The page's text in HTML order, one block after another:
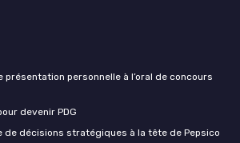
présentation personnelle à l’oral de concours
devenir PDG
de décisions stratégiques à la tête de Pepsico